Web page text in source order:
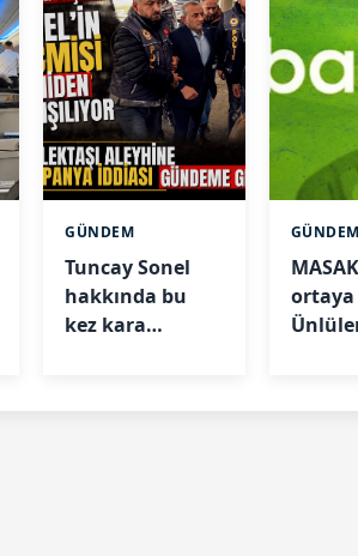
GÜNDEM
Tuncay Sonel
hakkında bu
kez kara
GÜNDEM
ortaya